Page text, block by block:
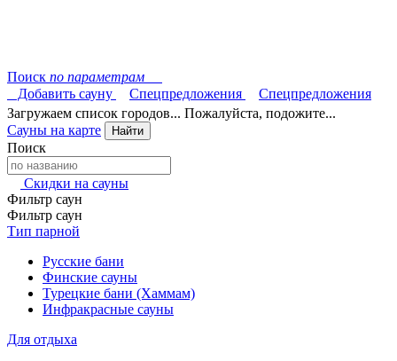
Поиск по параметрам
Добавить сауну
Спецпредложения
Спецпредложения
Загружаем список городов... Пожалуйста, подожите...
Сауны на карте
Найти
Поиск
Скидки на сауны
Фильтр саун
Фильтр саун
Тип парной
Русские бани
Финские сауны
Турецкие бани (Хаммам)
Инфракрасные сауны
Для отдыха